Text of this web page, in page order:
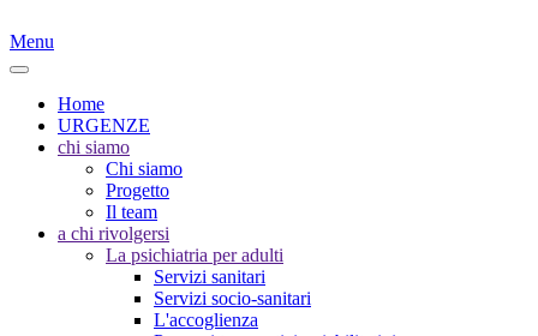
Menu
Home
URGENZE
chi siamo
Chi siamo
Progetto
Il team
a chi rivolgersi
La psichiatria per adulti
Servizi sanitari
Servizi socio-sanitari
L'accoglienza